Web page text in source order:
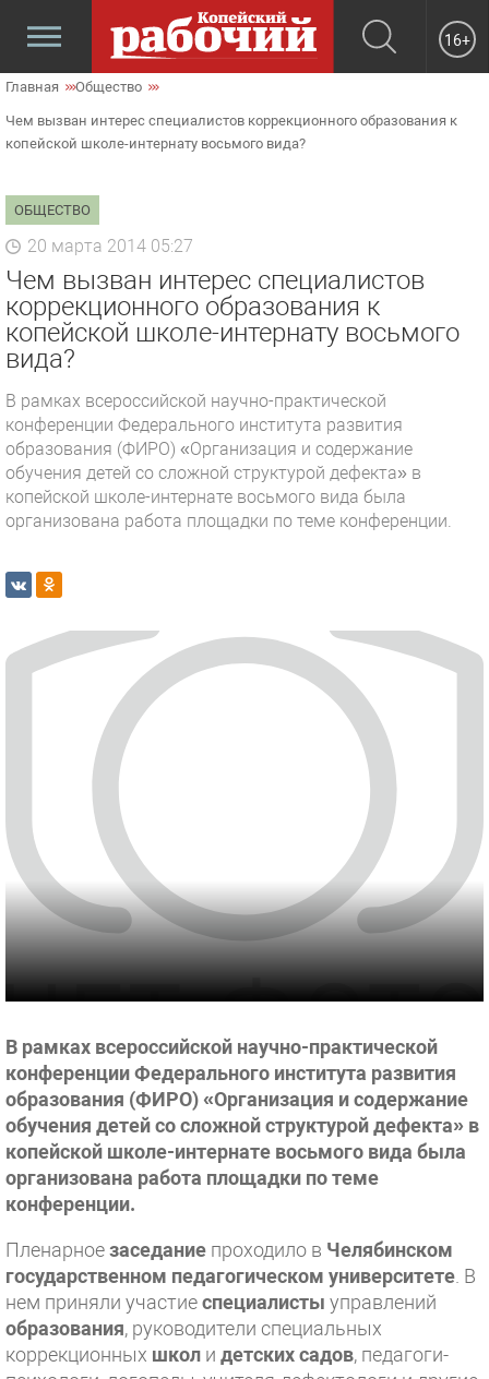
16+
Главная Общество
Чем вызван интерес специалистов коррекционного образования к
копейской школе-интернату восьмого вида?
ОБЩЕСТВО
20 марта 2014 05:27
Чем вызван интерес специалистов
коррекционного образования к
копейской школе-интернату восьмого
вида?
В рамках всероссийской научно-практической
конференции Федерального института развития
образования (ФИРО) «Организация и содержание
обучения детей со сложной структурой дефекта» в
копейской школе-интернате восьмого вида была
организована работа площадки по теме конференции.
В рамках всероссийской научно-практической
конференции Федерального института развития
образования (ФИРО) «Организация и содержание
обучения детей со сложной структурой дефекта» в
копейской школе-интернате восьмого вида была
организована работа площадки по теме
конференции.
Пленарноезаседание проходило в Челябинском
государственном педагогическом университете . В
нем приняли участиеспециалисты управлений
образования, руководители специальных
коррекционных школ и детских садов, педагоги-